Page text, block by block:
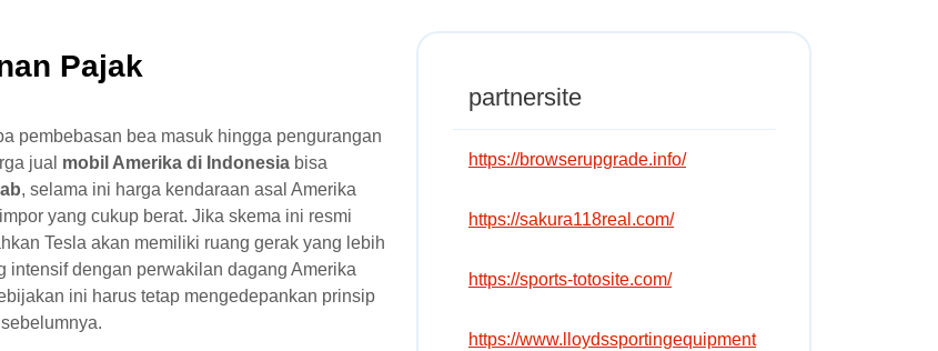
Pajak
pembebasan bea masuk hingga pengurangan
jual mobil Amerika di Indonesia bisa
, selama ini harga kendaraan asal Amerika
yang cukup berat. Jika skema ini resmi
Tesla akan memiliki ruang gerak yang lebih
intensif dengan perwakilan dagang Amerika
ini harus tetap mengedepankan prinsip
partnersite
https://browserupgrade.info/
https://sakura118real.com/
https://sports-totosite.com/
https://www.lloydssportingequipment